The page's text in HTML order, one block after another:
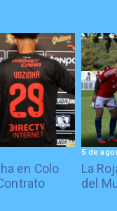
en Colo
La
del
5 de